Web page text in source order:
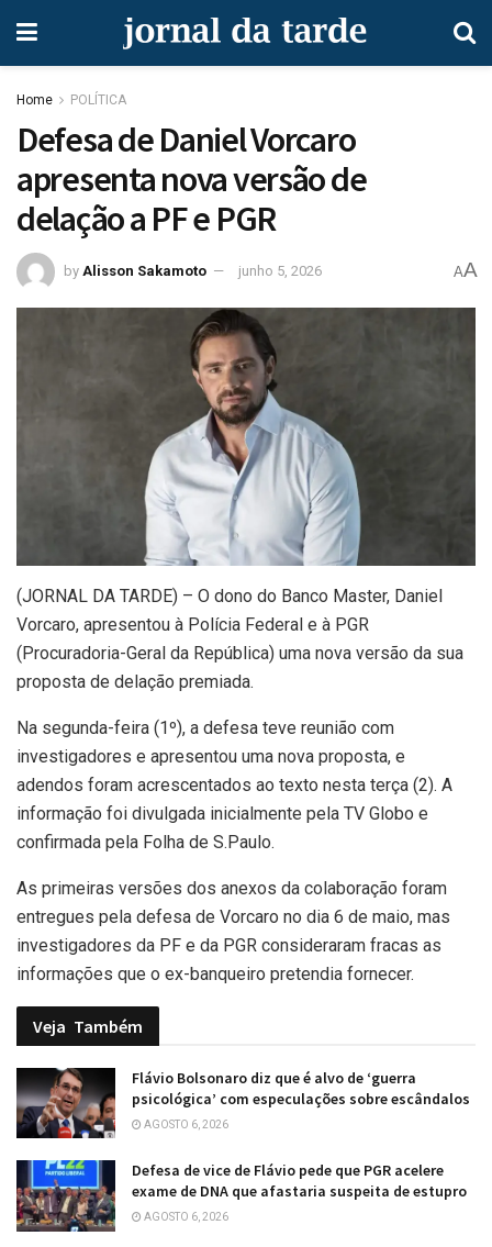
Home POLÍTICA
Defesa de Daniel Vorcaro
apresenta nova versão de
delação a PF e PGR
by Alisson Sakamoto junho 5, 2026 AA
(JORNAL DA TARDE) – O dono do Banco Master, Daniel
Vorcaro, apresentou à Polícia Federal e à PGR
(Procuradoria-Geral da República) uma nova versão da sua
proposta de delação premiada.
Na segunda-feira (1º), a defesa teve reunião com
investigadores e apresentou uma nova proposta, e
adendos foram acrescentados ao texto nesta terça (2). A
informação foi divulgada inicialmente pela TV Globo e
confirmada pela Folha de S.Paulo.
As primeiras versões dos anexos da colaboração foram
entregues pela defesa de Vorcaro no dia 6 de maio, mas
investigadores da PF e da PGR consideraram fracas as
informações que o ex-banqueiro pretendia fornecer.
Veja Também
Flávio Bolsonaro diz que é alvo de ‘guerra
psicológica’ com especulações sobre escândalos
AGOSTO 6, 2026
Defesa de vice de Flávio pede que PGR acelere
exame de DNA que afastaria suspeita de estupro
AGOSTO 6, 2026